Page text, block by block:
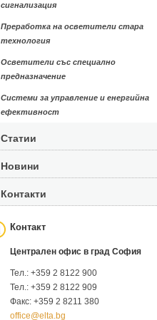
сигнализация
Преработка на осветители стара
технология
Осветители със специално
предназначение
Системи за управление и енергийна
ефективност
Статии
Новини
Контакти
Контакт
Централен офис в град София
Тел.: +359 2 8122 900
Тел.: +359 2 8122 909
Факс: +359 2 8211 380
office@elta.bg